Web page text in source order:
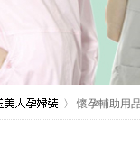
〉 懷孕輔助用